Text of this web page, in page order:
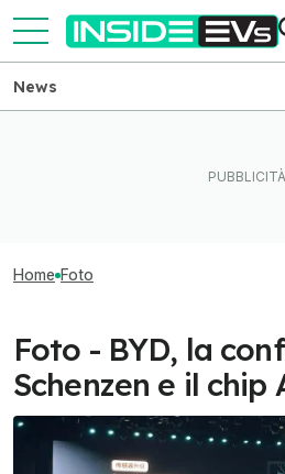
News
Home Foto
Foto - BYD, la
Schenzen e il chip